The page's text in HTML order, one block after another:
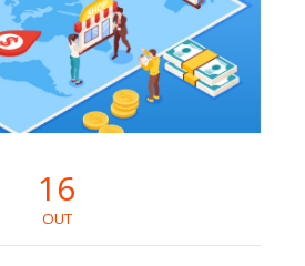
16
OUT